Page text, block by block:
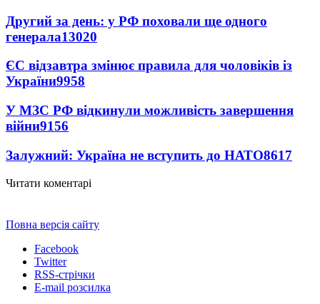
Другий за день: у РФ поховали ще одного
генерала13020
ЄС відзавтра змінює правила для чоловіків із
України9958
У МЗС РФ відкинули можливість завершення
війни9156
Залужний: Україна не вступить до НАТО8617
Читати коментарі
Повна версія сайту
Facebook
Twitter
RSS-стрічки
E-mail розсилка